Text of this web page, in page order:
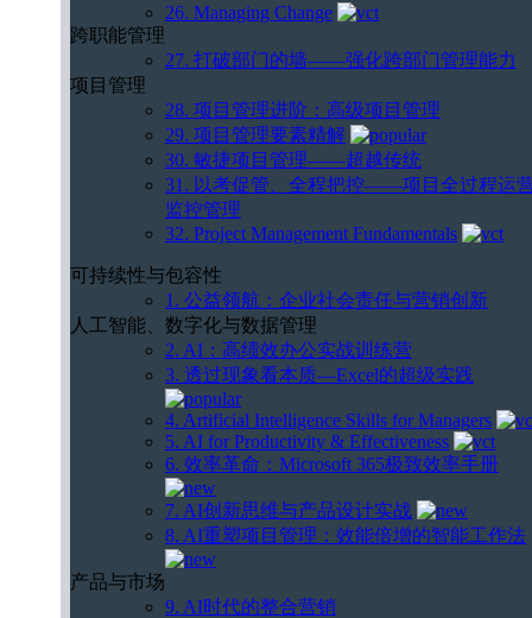
26. Managing Change
跨职能管理
27. 打破部门的墙——强化跨部门管理能力
项目管理
28. 项目管理进阶：高级项目管理
29. 项目管理要素精解
30. 敏捷项目管理——超越传统
31. 以考促管、全程把控——项目全过程运
监控管理
32. Project Management Fundamentals
可持续性与包容性
1. 公益领航：企业社会责任与营销创新
人工智能、数字化与数据管理
2. AI：高绩效办公实战训练营
3. 透过现象看本质—Excel的超级实践
4. Artificial Intelligence Skills for Managers
5. AI for Productivity & Effectiveness
6. 效率革命：Microsoft 365极致效率手册
7. AI创新思维与产品设计实战
8. AI重塑项目管理：效能倍增的智能工作法
产品与市场
9. AI时代的整合营销